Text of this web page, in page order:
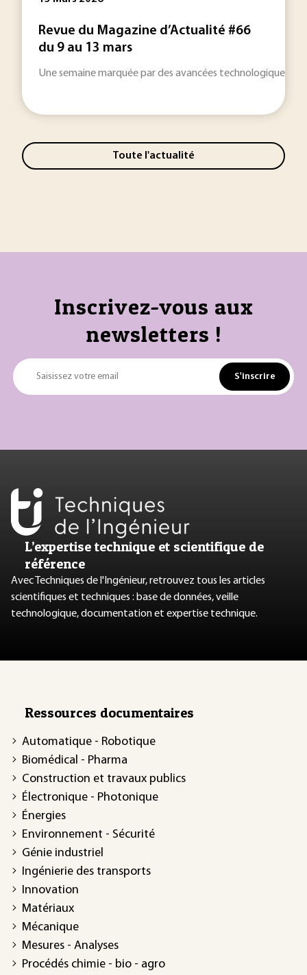
Revue du Magazine d’Actualité #66
du 9 au 13 mars
Une semaine marquée par des avancées technologiques
Toute l'actualité
Inscrivez-vous aux
newsletters !
Saisissez votre email S'inscrire
L’expertise technique et scientifique de
référence
Avec Techniques de l'Ingénieur, retrouvez tous les articles
scientifiques et techniques : base de données, veille
technologique, documentation et expertise technique.
Ressources documentaires
Automatique - Robotique
Biomédical - Pharma
Construction et travaux publics
Électronique - Photonique
Énergies
Environnement - Sécurité
Génie industriel
Ingénierie des transports
Innovation
Matériaux
Mécanique
Mesures - Analyses
Procédés chimie - bio - agro